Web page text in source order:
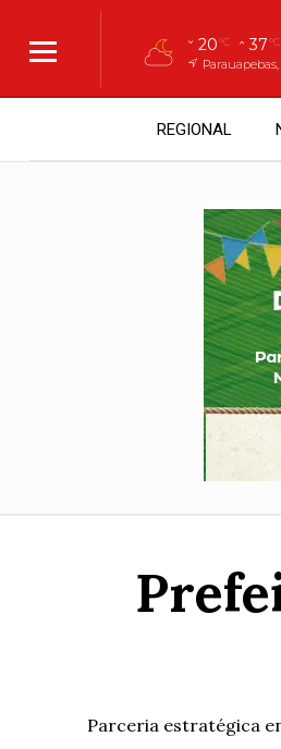
20°C 37°C
REGIONAL
Parceria estratégica